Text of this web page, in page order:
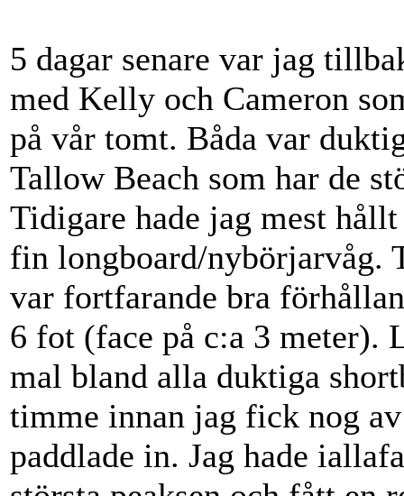
5 dagar senare var jag
med Kelly och Cameron
på vår tomt. Båda var
Tallow Beach som har de
Tidigare hade jag mest
fin longboard/nybörjarvåg.
var fortfarande bra
6 fot (face på c:a 3 meter).
mal bland alla duktiga
timme innan jag fick nog
paddlade in. Jag hade